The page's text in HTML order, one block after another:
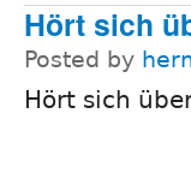
Hört sich
Posted by
Hört sich